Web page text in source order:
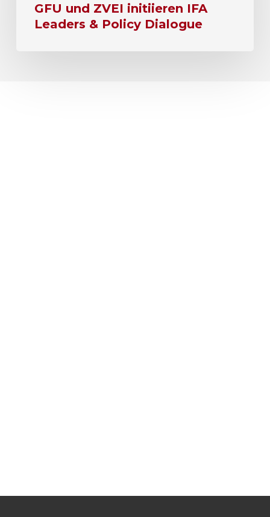
GFU und ZVEI initiieren IFA
Leaders & Policy Dialogue